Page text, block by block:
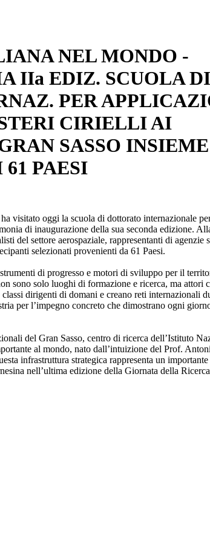
NEL MONDO -
IIa EDIZ. SCUOLA DI
PER
CIRIELLI AI
SASSO
PAESI
visitato oggi la scuola di dottorato internazionale
di inaugurazione della sua seconda edizione.
del settore aerospaziale, rappresentanti di agenzie
selezionati provenienti da 61 Paesi.
di progresso e motori di sviluppo per il
sono solo luoghi di formazione e ricerca, ma attori
dirigenti di domani e creano reti internazionali
per l’impegno concreto che dimostrano ogni
del Gran Sasso, centro di ricerca dell’Istituto
al mondo, nato dall’intuizione del Prof.
infrastruttura strategica rappresenta un
nell’ultima edizione della Giornata della